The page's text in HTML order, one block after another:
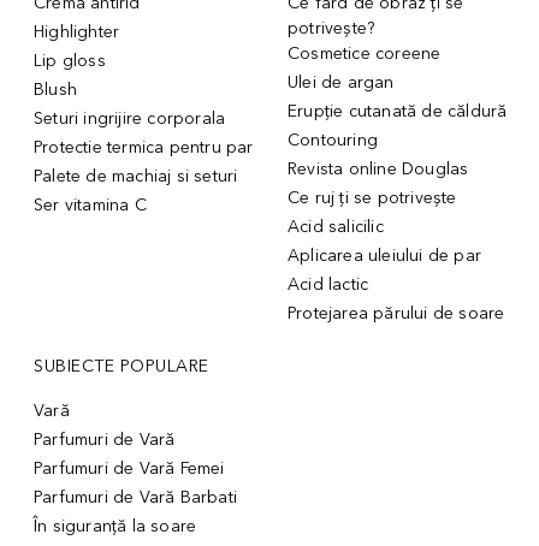
Highlighter
Lip gloss
Blush
Seturi ingrijire corporala
Protectie termica pentru par
Palete de machiaj si seturi
Ser vitamina C
potrivește?
Cosmetice coreene
Ulei de argan
Erupție cutanată de căldură
Contouring
Revista online Douglas
Ce ruj ți se potrivește
Acid salicilic
Aplicarea uleiului de par
Acid lactic
Protejarea părului de soare
SUBIECTE POPULARE
Vară
Parfumuri de Vară
Parfumuri de Vară Femei
Parfumuri de Vară Barbati
În siguranță la soare